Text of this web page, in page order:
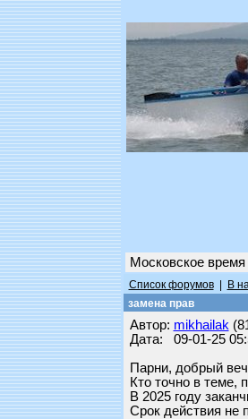
Московское время
Список форумов| В
замена прав
Автор: mikhailak
Дата: 09-01-25
Парни, добрый
Кто точно в теме,
В 2025 году
Срок действия не